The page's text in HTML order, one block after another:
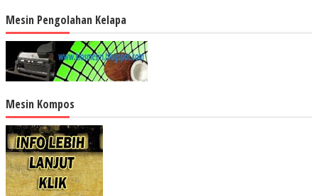
Mesin Pengolahan Kelapa
Mesin Kompos